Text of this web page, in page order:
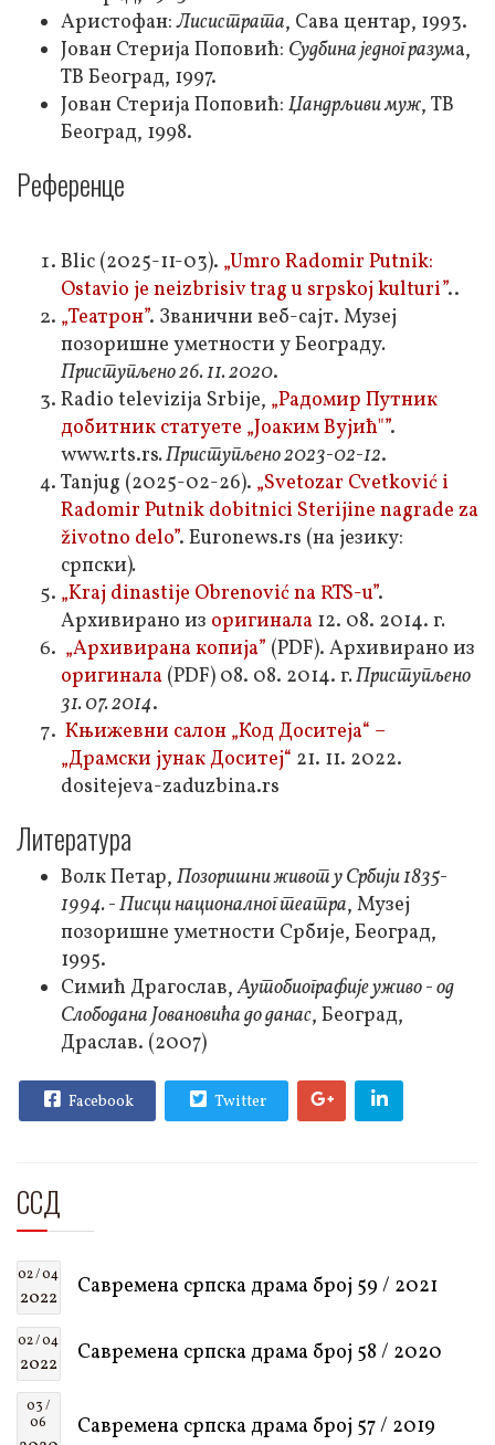
Аристофан:Лисистрата, Сава центар, 1993.
Јован Стерија Поповић: Судбина једног разума,
ТВ Београд, 1997.
Јован Стерија Поповић: Џандрљиви муж, ТВ
Београд, 1998.
Референце
Blic (2025-11-03). „Umro Radomir Putnik:
Ostavio je neizbrisiv trag u srpskoj kulturi”..
„Театрон”. Званични веб-сајт. Музеј
позоришне уметности у Београду.
Приступљено26. 11. 2020.
Radio televizija Srbije, „Радомир Путник
добитник статуете „Јоаким Вујић"”.
www.rts.rs. Приступљено2023-02-12.
Tanjug (2025-02-26). „Svetozar Cvetković i
Radomir Putnik dobitnici Sterijine nagrade za
životno delo”. Euronews.rs (на језику:
српски).
„Kraj dinastije Obrenović na RTS-u”.
Архивирано из оригинала 12. 08. 2014. г.
„Архивирана копија” (PDF). Архивирано из
оригинала (PDF) 08. 08. 2014. г. Приступљено
31. 07. 2014.
Књижевни салон „Код Доситеја“ –
„Драмски јунак Доситеј“ 21. 11. 2022.
dositejeva-zaduzbina.rs
Литература
Волк Петар, Позоришни живот у Србији 1835-
1994. - Писци националног театра, Музеј
позоришне уметности Србије, Београд,
1995.
Симић Драгослав,Аутобиографије уживо - од
Слободана Јовановића до данас, Београд,
Драслав. (2007)
Facebook Twitter
ССД
02 / 04
2022 Савремена српска драма број 59 / 2021
02 / 04
2022 Савремена српска драма број 58 / 2020
03 /
06
Савремена српска драма број 57 / 2019